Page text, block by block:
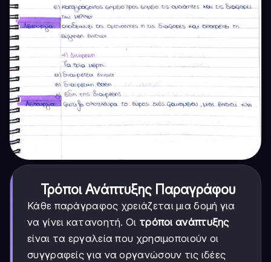
Τρόποι Ανάπτυξης Παραγράφου
Κάθε παράγραφος χρειάζεται μια δομή για
να γίνει κατανοητή. Οι τρόποι ανάπτυξης
είναι τα εργαλεία που χρησιμοποιούν οι
συγγραφείς για να οργανώσουν τις ιδέες